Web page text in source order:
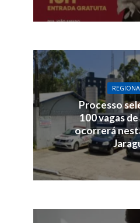
Processo
100 vagas
ocorrerá